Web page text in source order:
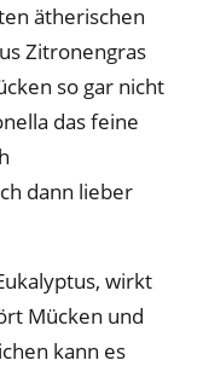
ätherischen
Zitronengras
so gar nicht
das feine
dann lieber
wirkt
Mücken und
kann es